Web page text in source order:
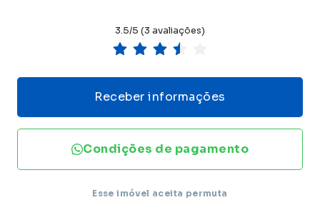
3.5/5 (3 avaliações)
Receber informações
Condições de pagamento
Esse imóvel aceita permuta